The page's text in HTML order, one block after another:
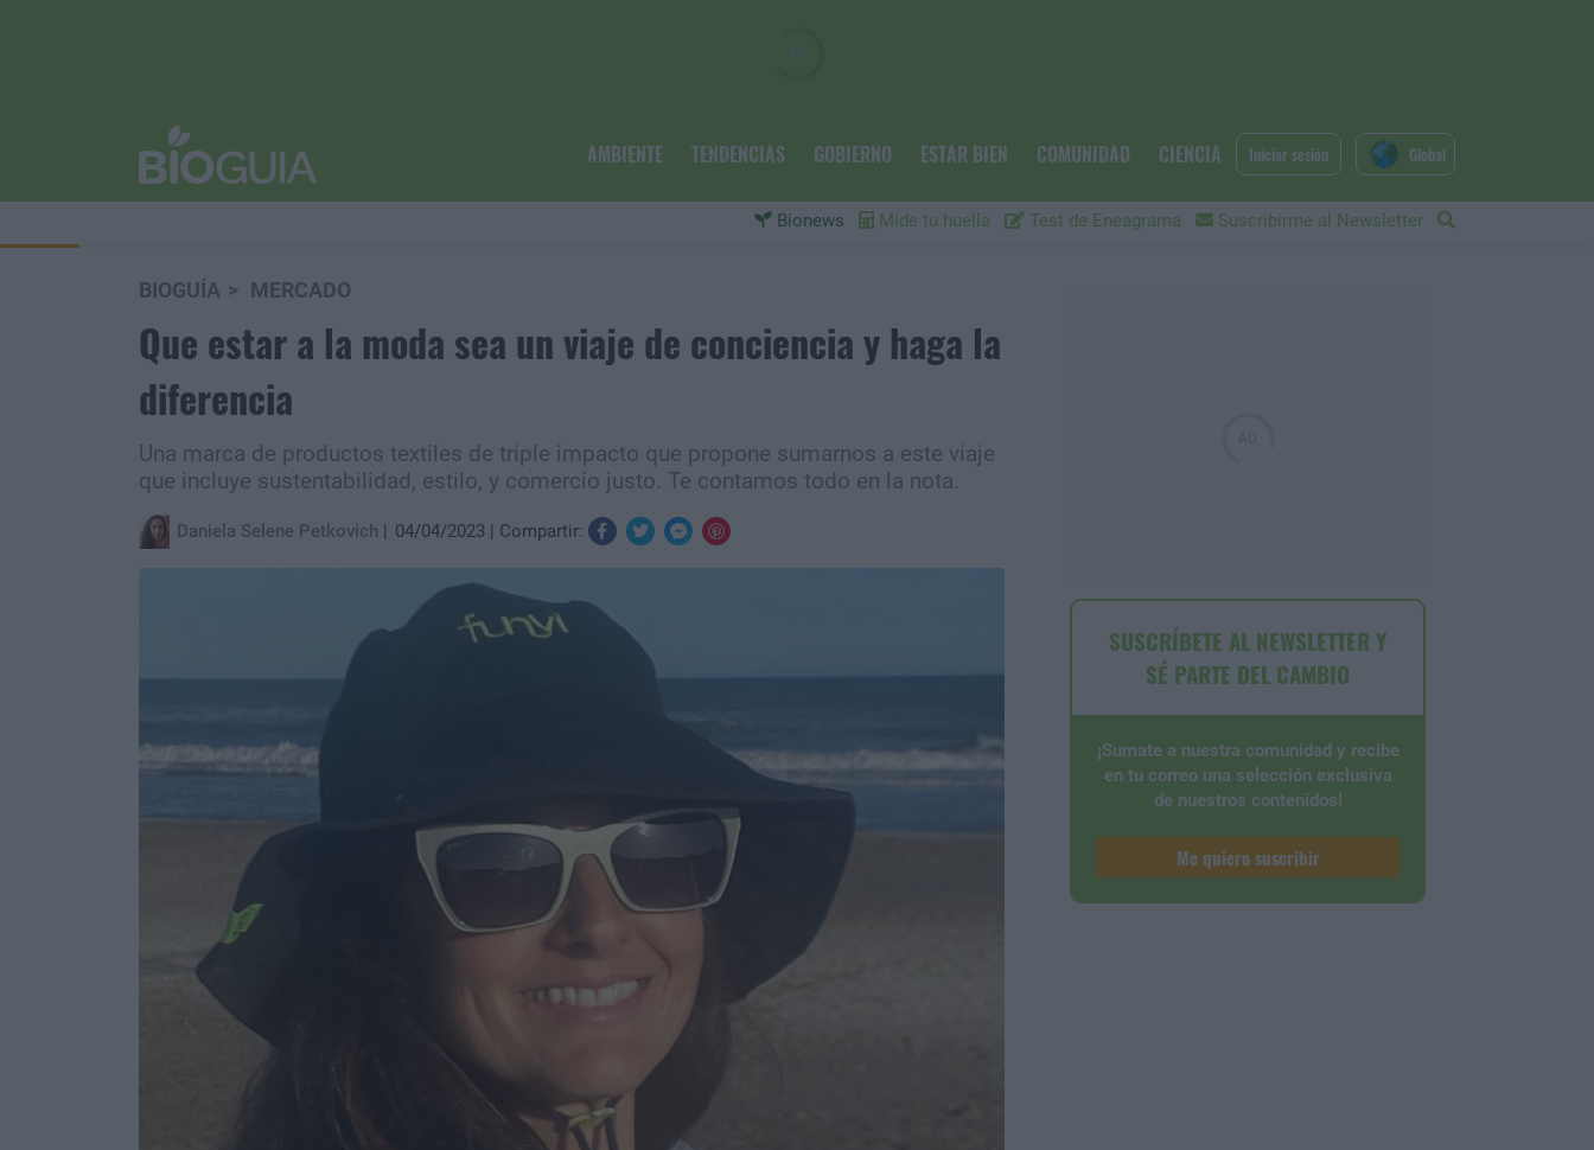
AMBIENTE TENDENCIAS GOBIERNO ESTAR BIEN COMUNIDAD CIENCIA
Bionews Mide tu huella Test de Eneagrama Suscribirme al Newsletter
Iniciar sesión Global
BIOGUÍA MERCADO
Que estar a la moda sea un viaje de conciencia y haga la
diferencia
Una marca de productos textiles de triple impacto que propone sumarnos a este viaje
que incluye sustentabilidad, estilo, y comercio justo. Te contamos todo en la nota.
Daniela Selene Petkovich 04/04/2023 Compartir:
SUSCRÍBETE AL NEWSLETTER Y
SÉ PARTE DEL CAMBIO
¡Sumate a nuestra comunidad y recibe
en tu correo una selección exclusiva
de nuestros contenidos!
Me quiero suscribir